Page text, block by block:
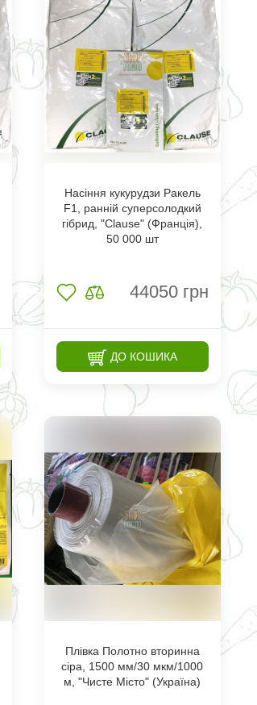
Насіння кукурудзи Ракель
F1, ранній суперсолодкий
гібрид, "Clause" (Франція),
50 000 шт
44050 грн
ДО КОШИКА
Плівка Полотно вторинна
сіра, 1500 мм/30 мкм/1000
м, "Чисте Місто" (Україна)